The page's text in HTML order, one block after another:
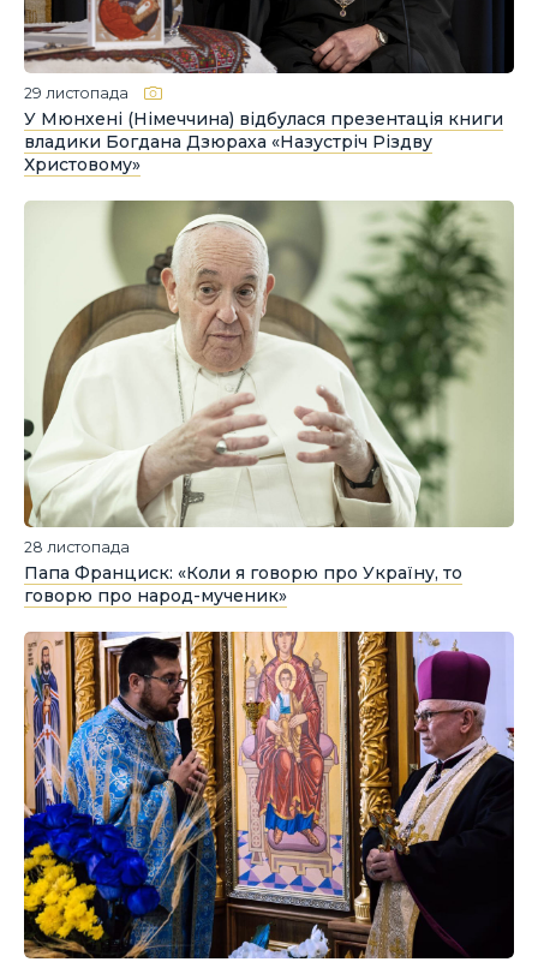
29 листопада
У Мюнхені (Німеччина) відбулася презентація книги
владики Богдана Дзюраха «Назустріч Різдву
Христовому»
28 листопада
Папа Франциск: «Коли я говорю про Україну, то
говорю про народ-мученик»